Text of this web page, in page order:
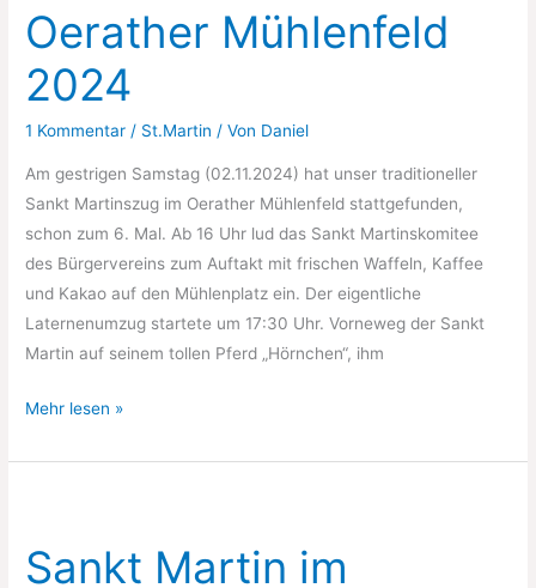
Oerather Mühlenfeld
2024
1 Kommentar / St.Martin / Von Daniel
Am gestrigen Samstag (02.11.2024) hat unser traditioneller
Sankt Martinszug im Oerather Mühlenfeld stattgefunden,
schon zum 6. Mal. Ab 16 Uhr lud das Sankt Martinskomitee
des Bürgervereins zum Auftakt mit frischen Waffeln, Kaffee
und Kakao auf den Mühlenplatz ein. Der eigentliche
Laternenumzug startete um 17:30 Uhr. Vorneweg der Sankt
Martin auf seinem tollen Pferd „Hörnchen“, ihm
Sankt
im
2024
Mehr lesen »
Sankt Martin im